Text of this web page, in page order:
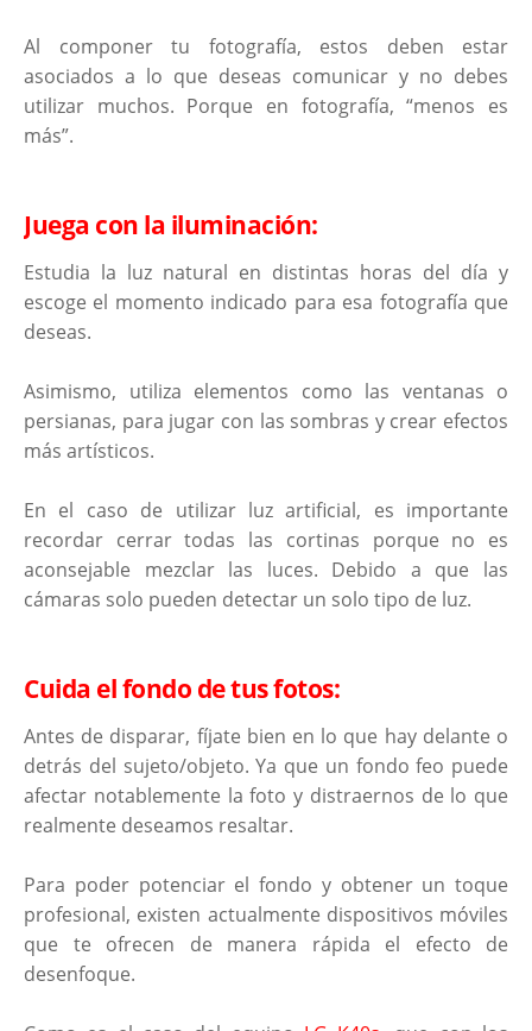
Al componer tu fotografía, estos deben estar
asociados a lo que deseas comunicar y no debes
utilizar muchos. Porque en fotografía, “menos es
más”.
Juega con la iluminación:
Estudia la luz natural en distintas horas del día y
escoge el momento indicado para esa fotografía que
deseas.
Asimismo, utiliza elementos como las ventanas o
persianas, para jugar con las sombras y crear efectos
más artísticos.
En el caso de utilizar luz artificial, es importante
recordar cerrar todas las cortinas porque no es
aconsejable mezclar las luces. Debido a que las
cámaras solo pueden detectar un solo tipo de luz.
Cuida el fondo de tus fotos:
Antes de disparar, fíjate bien en lo que hay delante o
detrás del sujeto/objeto. Ya que un fondo feo puede
afectar notablemente la foto y distraernos de lo que
realmente deseamos resaltar.
Para poder potenciar el fondo y obtener un toque
profesional, existen actualmente dispositivos móviles
que te ofrecen de manera rápida el efecto de
desenfoque.